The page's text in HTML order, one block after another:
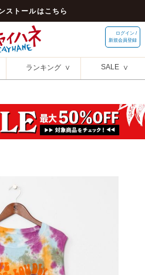
ストールはこちら
ログイン /
新規会員登録
ランキング SALE